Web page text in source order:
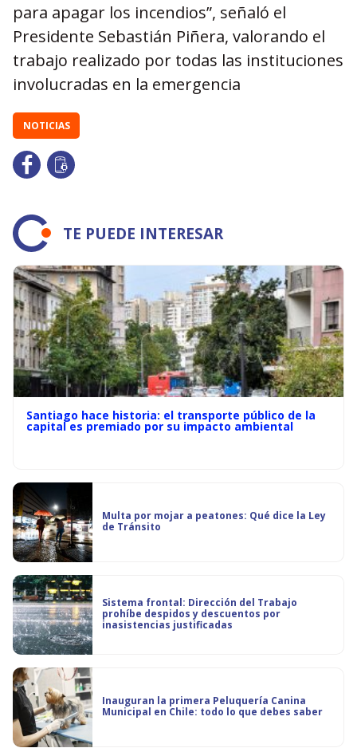
para apagar los incendios”, señaló el
Presidente Sebastián Piñera, valorando el
trabajo realizado por todas las instituciones
involucradas en la emergencia
NOTICIAS
TE PUEDE INTERESAR
Santiago hace historia: el transporte público de la
capital es premiado por su impacto ambiental
Multa por mojar a peatones: Qué dice la Ley
de Tránsito
Sistema frontal: Dirección del Trabajo
prohíbe despidos y descuentos por
inasistencias justificadas
Inauguran la primera Peluquería Canina
Municipal en Chile: todo lo que debes saber